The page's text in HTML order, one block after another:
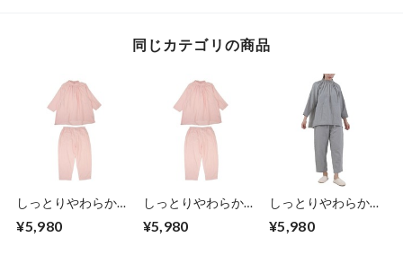
同じカテゴリの商品
しっとりやわらかな
贅沢にプラスした
¥5,980
しっとりやわらかな
贅沢にプラスした
¥5,980
しっとりやわらかな
贅沢にプラスした
¥5,980